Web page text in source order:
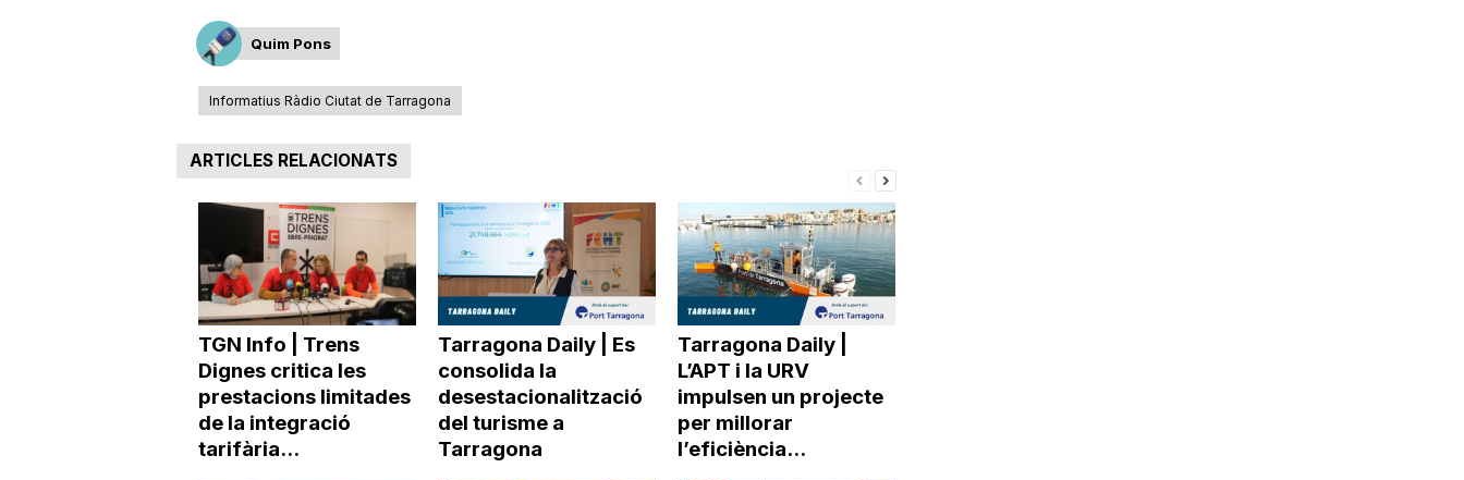
Quim Pons
Informatius Ràdio Ciutat de Tarragona
ARTICLES RELACIONATS
TGN Info | Trens
Dignes critica les
prestacions limitades
de la integració
tarifària...
Tarragona Daily | Es
consolida la
desestacionalització
del turisme a
Tarragona
Tarragona Daily |
L’APT i la URV
impulsen un projecte
per millorar
l’eficiència...